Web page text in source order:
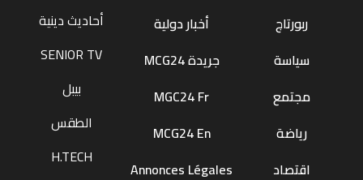
ربورتاج
سياسة
مجتمع
رياضة
اقتصاد
أخبار دولية
جريدة MCG24
MGC24 Fr
MCG24 En
Annonces Légales
أحاديث دينية
SENIOR TV
بيبل
الطقس
H.TECH